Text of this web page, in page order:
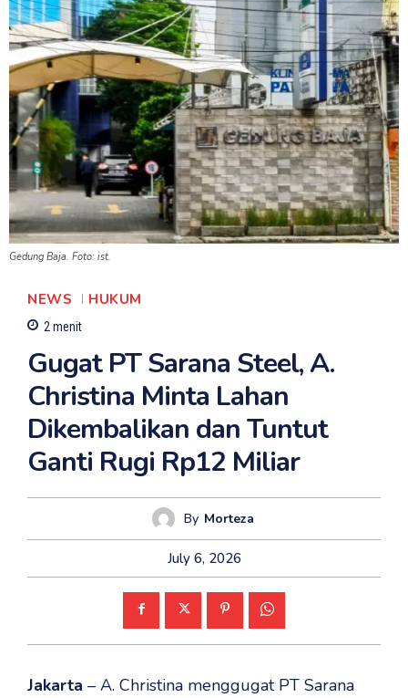
Gedung Baja. Foto: ist.
NEWS HUKUM
2menit
‎Gugat PT Sarana Steel, A.
Christina Minta Lahan
Dikembalikan dan Tuntut
Ganti Rugi Rp12 Miliar
By Morteza
July 6, 2026
Jakarta – A. Christina menggugat PT Sarana